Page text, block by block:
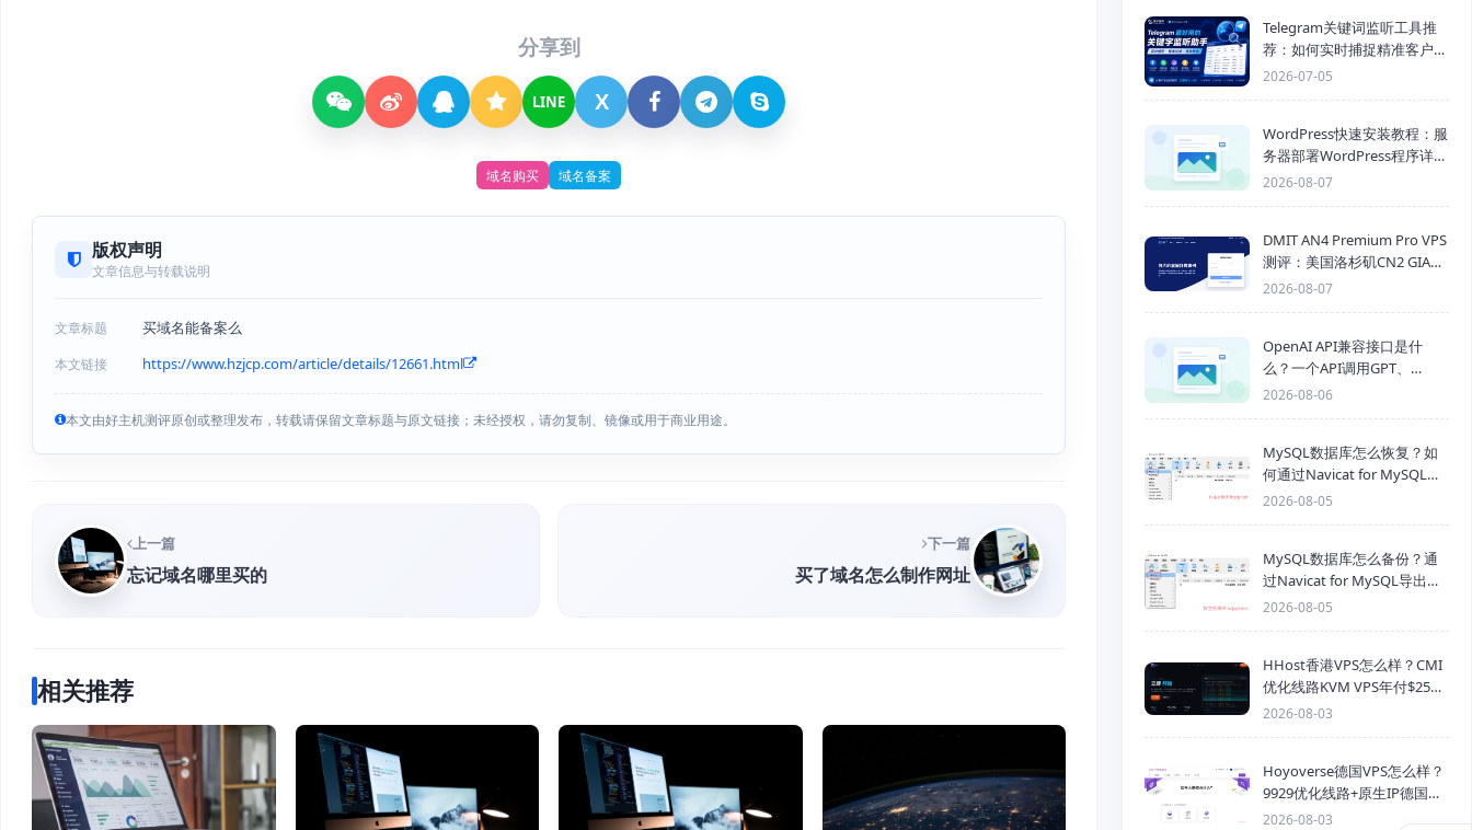
分享到
LINE X
域名购买 域名备案
版权声明
文章信息与转载说明
文章标题 买域名能备案么
本文链接 https://www.hzjcp.com/article/details/12661.html
本文由好主机测评原创或整理发布，转载请保留文章标题与原文链接；未经授权，请勿复制、镜像或用于商业用途。
上一篇
忘记域名哪里买的
下一篇
买了域名怎么制作网址
相关推荐
Telegram关键词监听工具推
荐：如何实时捕捉精准客户，
提高获客效率？
2026-07-05
WordPress快速安装教程：服
务器部署WordPress程序详细
步骤
2026-08-07
DMIT AN4 Premium Pro VPS
测评：美国洛杉矶CN2 GIA三
网优化线路性能测试
2026-08-07
OpenAI API兼容接口是什
么？一个API调用GPT、
Claude、Gemini、DeepSeek
2026-08-06
MySQL数据库怎么恢复？如
何通过Navicat for MySQL导
入SQL备份文件
2026-08-05
MySQL数据库怎么备份？通
过Navicat for MySQL导出
Mysql数据库为SQL格式备份
2026-08-05
HHost香港VPS怎么样？CMI
优化线路KVM VPS年付$25
起，4GB内存优惠套餐
2026-08-03
Hoyoverse德国VPS怎么样？
9929优化线路+原生IP德国
KVM VPS推荐
2026-08-03